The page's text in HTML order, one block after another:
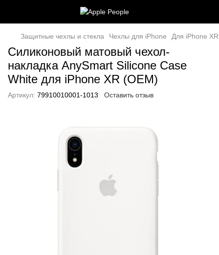
Защитные чехлы и стекла Чехлы для iPhone Для iPhone XR
Силиконовый матовый чехол-
накладка AnySmart Silicone Case
White для iPhone XR (OEM)
Артикул: 79910010001-1013 Оставить отзыв